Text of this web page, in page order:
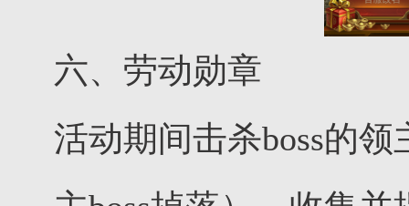
六、劳动勋章
活动期间击杀boss的